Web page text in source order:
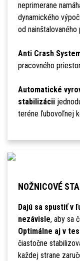
neprimerane
dynamického
od nainštalovaného
Anti Crash
pracovného
Automatické
stabilizácii
teréne ľubovoľnej
NOŽNICOVÉ
Dajú sa spustiť v
nezávisle, aby sa
Optimálne aj v
čiastočne
každej strane